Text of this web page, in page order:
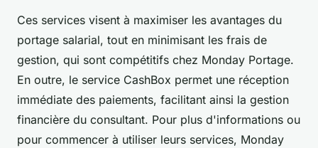
Ces services visent à maximiser les avantages du
portage salarial, tout en minimisant les frais de
gestion, qui sont compétitifs chez Monday Portage.
En outre, le service CashBox permet une réception
immédiate des paiements, facilitant ainsi la gestion
financière du consultant. Pour plus d'informations ou
pour commencer à utiliser leurs services, Monday